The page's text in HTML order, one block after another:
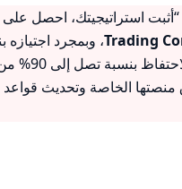
استراتيجيتك، احصل على
Trading، وبمجرد اجتيازه
الخاصة وتحديث